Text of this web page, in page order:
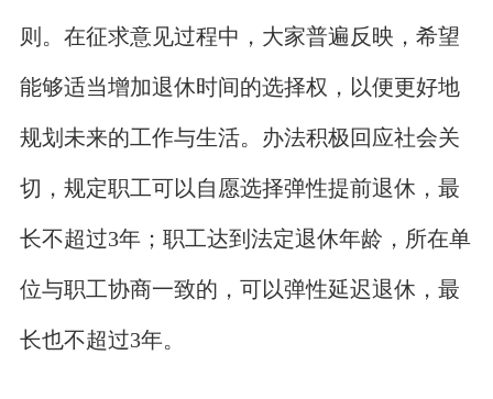
则。在征求意见过程中，大家普遍反映，希望
能够适当增加退休时间的选择权，以便更好地
规划未来的工作与生活。办法积极回应社会关
切，规定职工可以自愿选择弹性提前退休，最
长不超过3年；职工达到法定退休年龄，所在单
位与职工协商一致的，可以弹性延迟退休，最
长也不超过3年。